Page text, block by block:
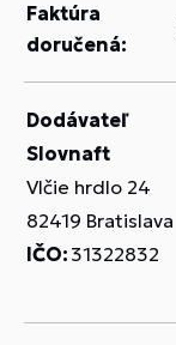
Faktúra
doručená:
Dodávateľ
Slovnaft
Vlčie hrdlo 24
82419 Bratislava
IČO: 31322832